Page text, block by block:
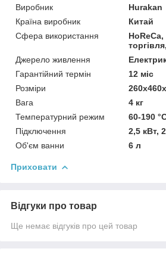
Виробник
Hurakan
Країна виробник
Китай
Сфера використання
Джерело живлення
Гарантійний термін
12 міс
Розміри
Вага
4 кг
Температурний режим
60-190
Підключення
2,5 кВт,
Об'єм ванни
6 л
Приховати
Відгуки про товар
Ще немає відгуків про цей товар